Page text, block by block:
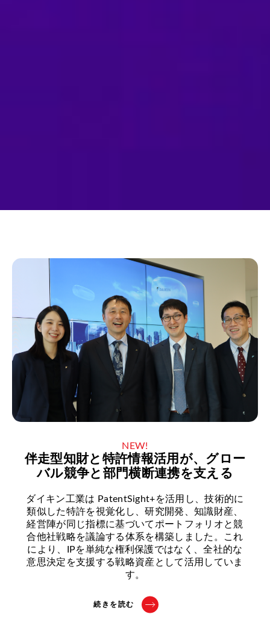
NEW!
伴走型知財と特許情報活用が、グロー
バル競争と部門横断連携を支える
ダイキン工業は PatentSight+を活用し、技術的に
類似した特許を視覚化し、研究開発、知識財産、
経営陣が同じ指標に基づいてポートフォリオと競
合他社戦略を議論する体系を構築しました。これ
により、IPを単純な権利保護ではなく、全社的な
意思決定を支援する戦略資産として活用していま
す。
続きを読む